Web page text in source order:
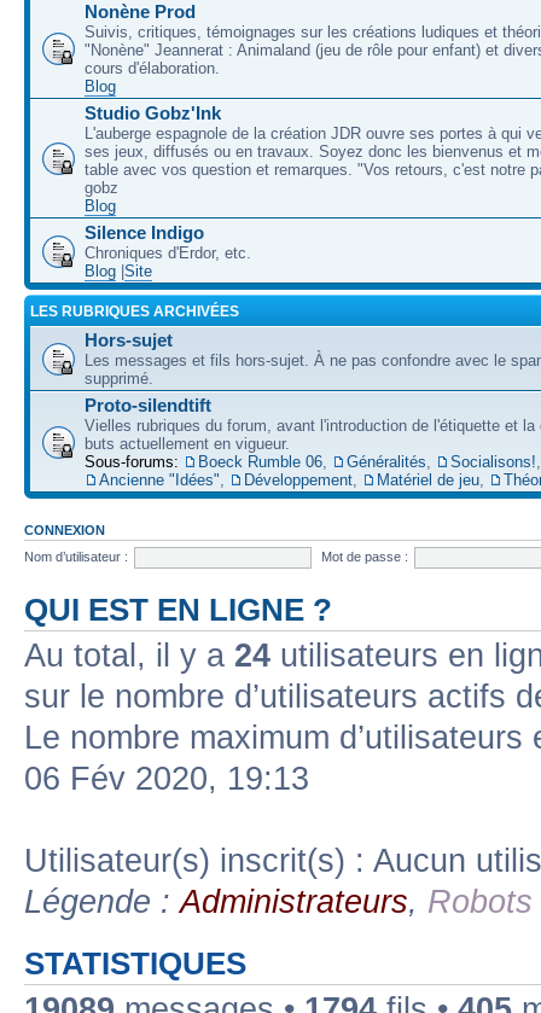
Nonène Prod
Suivis, critiques, témoignages sur les créations ludiques et
"Nonène" Jeannerat : Animaland (jeu de rôle pour enfant) et
cours d'élaboration.
Blog
Studio Gobz'Ink
L'auberge espagnole de la création JDR ouvre ses portes à qui
ses jeux, diffusés ou en travaux. Soyez donc les bienvenus et
table avec vos question et remarques. "Vos retours, c'est notre
gobz
Blog
Silence Indigo
Chroniques d'Erdor, etc.
Blog Site
LES RUBRIQUES ARCHIVÉES
Hors-sujet
Les messages et fils hors-sujet. À ne pas confondre avec le
supprimé.
Proto-silendtift
Vielles rubriques du forum, avant l'introduction de l'étiquette et la
buts actuellement en vigueur.
Sous-forums:
Boeck Rumble 06, Généralités, Socialisons!,
Ancienne "Idées", Développement, Matériel de jeu,
CONNEXION
Nom d’utilisateur :
Mot de passe :
QUI EST EN LIGNE ?
Au total, il y a 24 utilisateurs en
sur le nombre d’utilisateurs actifs
Le nombre maximum
06 Fév 2020, 19:13
Utilisateur(s) inscrit(s) : Aucun
Légende :Administrateurs, Robots
STATISTIQUES